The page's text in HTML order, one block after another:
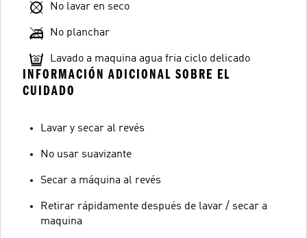
No lavar en seco
No planchar
Lavado a maquina agua fria ciclo delicado
INFORMACIÓN ADICIONAL SOBRE EL
CUIDADO
Lavar y secar al revés
No usar suavizante
Secar a máquina al revés
Retirar rápidamente después de lavar / secar a
maquina